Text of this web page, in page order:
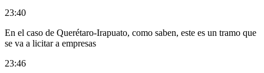
23:40
En el caso de Querétaro-Irapuato, como saben, este es un tramo que
se va a licitar a empresas
23:46